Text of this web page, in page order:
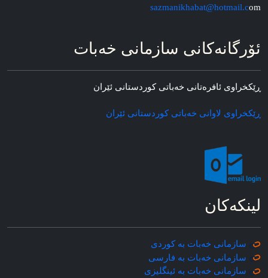
sazmanikhabat@hotmail.com
ئۆرگانه‌کانی سازمانی خه‌بات
ڕێکخراوی ئافره‌تانی خه‌باتی کوردستانی ئێران
ڕێکخراوی لاوانی خه‌باتی کوردستانی ئێران
لینکه‌کان
سازمانی خه‌بات به کوردی
سازمانی خه‌بات به فارسی
سازمانی خه‌بات به ئینگلیزی